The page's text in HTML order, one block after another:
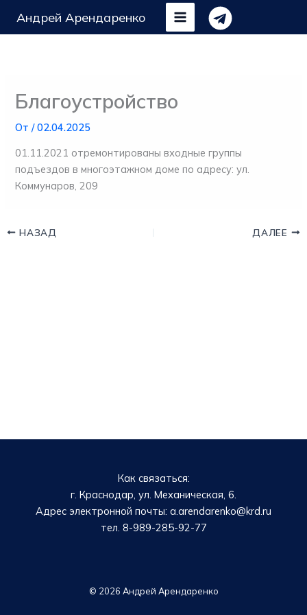
Андрей Арендаренко
Благоустройство
От/02.04.2025
01.11.2021 отремонтированы входные группы
подъездов в многоэтажном доме по адресу: ул.
Коммунаров, 209
НАЗАД ДАЛЕЕ
Как связаться:
г. Краснодар, ул. Механическая, 6.
Адрес электронной почты: a.arendarenko@krd.ru
тел. 8-989-285-92-77
© 2026 Андрей Арендаренко